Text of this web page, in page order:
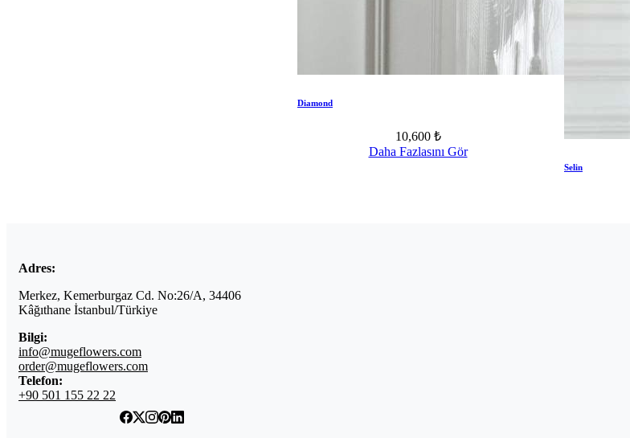
Diamond
10,600 ₺
Daha Fazlasını Gör
Selin
Adres:
Merkez, Kemerburgaz Cd. No:26/A, 34406
Kâğıthane İstanbul/Türkiye
Bilgi:
info@mugeflowers.com
order@mugeflowers.com
Telefon:
+90 501 155 22 22